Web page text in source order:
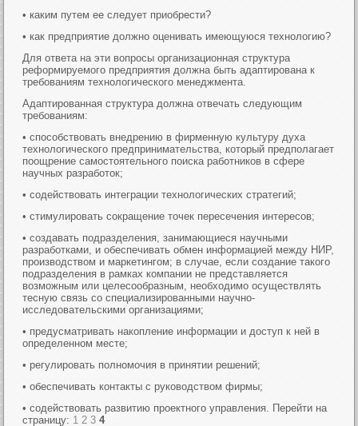
• каким путем ее следует приобрести?
• как предприятие должно оценивать имеющуюся технологию?
Для ответа на эти вопросы организационная структура
реформируемого предприятия должна быть адаптирована к
требованиям технологического менеджмента.
Адаптированная структура должна отвечать следующим
требованиям:
• способствовать внедрению в фирменную культуру духа
технологического предпринимательства, который предполагает
поощрение самостоятельного поиска работников в сфере
научных разработок;
• содействовать интеграции технологических стратегий;
• стимулировать сокращение точек пересечения интересов;
• создавать подразделения, занимающиеся научными
разработками, и обеспечивать обмен информацией между НИР,
производством и маркетингом; в случае, если создание такого
подразделения в рамках компании не представляется
возможным или целесообразным, необходимо осуществлять
тесную связь со специализированными научно-
исследовательскими организациями;
• предусматривать накопление информации и доступ к ней в
определенном месте;
• регулировать полномочия в принятии решений;
• обеспечивать контакты с руководством фирмы;
• содействовать развитию проектного управления. Перейти на
страницу: 1 2 3 4